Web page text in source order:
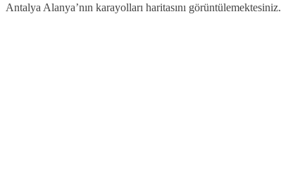
Antalya Alanya’nın karayolları haritasını görüntülemektesiniz.